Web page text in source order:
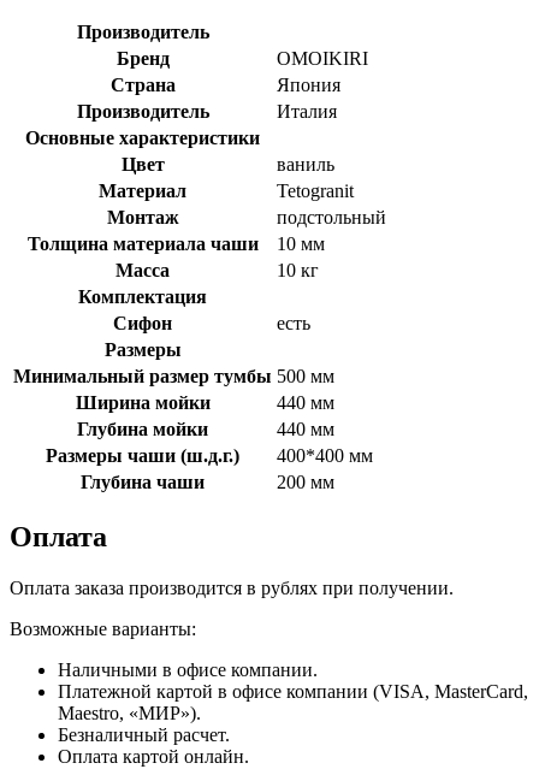
Производитель
Бренд
OMOIKIRI
Страна
Япония
Производитель
Италия
Основные характеристики
Цвет
ваниль
Материал
Tetogranit
Монтаж
подстольный
Толщина материала чаши
10 мм
Масса
10 кг
Комплектация
Сифон
есть
Размеры
Минимальный размер тумбы 500 мм
Ширина мойки
440 мм
Глубина мойки
440 мм
Размеры чаши (ш.д.г.)
400*400 мм
Глубина чаши
200 мм
Оплата
Оплата заказа производится в рублях при получении.
Возможные варианты:
Наличными в офисе компании.
Платежной картой в офисе компании (VISA, MasterCard,
Maestro, «МИР»).
Безналичный расчет.
Оплата картой онлайн.